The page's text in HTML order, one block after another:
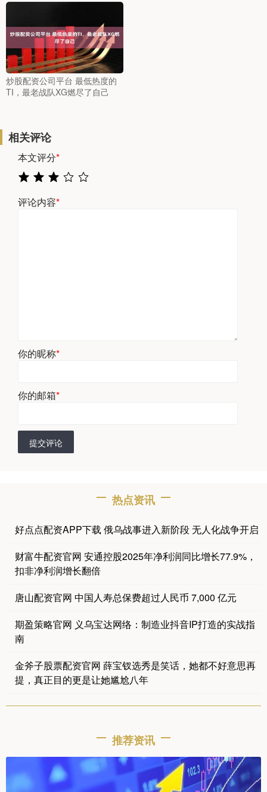
炒股配资公司平台 最低热度的
TI，最老战队XG燃尽了自己
相关评论
本文评分*
评论内容*
你的昵称*
你的邮箱*
提交评论
热点资讯
好点点配资APP下载 俄乌战事进入新阶段 无人化战争开启
财富牛配资官网 安通控股2025年净利润同比增长77.9%，
扣非净利润增长翻倍
唐山配资官网 中国人寿总保费超过人民币 7,000 亿元
期盈策略官网 义乌宝达网络：制造业抖音IP打造的实战指
南
金斧子股票配资官网 薛宝钗选秀是笑话，她都不好意思再
提，真正目的更是让她尴尬八年
推荐资讯